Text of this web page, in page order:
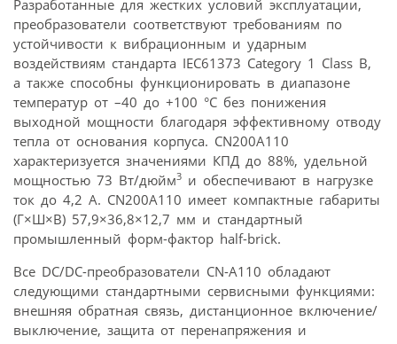
Разработанные для жестких условий эксплуатации,
преобразователи соответствуют требованиям по
устойчивости к вибрационным и ударным
воздействиям стандарта IEC61373 Category 1 Class B,
а также способны функционировать в диапазоне
температур от –40 до +100 °С без понижения
выходной мощности благодаря эффективному отводу
тепла от основания корпуса. CN200A110
характеризуется значениями КПД до 88%, удельной
мощностью 73 Вт/дюйм3 и обеспечивают в нагрузке
ток до 4,2 A. CN200A110 имеет компактные габариты
(Г×Ш×В) 57,9×36,8×12,7 мм и стандартный
промышленный форм-фактор half-brick.
Все DC/DC-преобразователи CN-A110 обладают
следующими стандартными сервисными функциями:
внешняя обратная связь, дистанционное включение/
выключение, защита от перенапряжения и